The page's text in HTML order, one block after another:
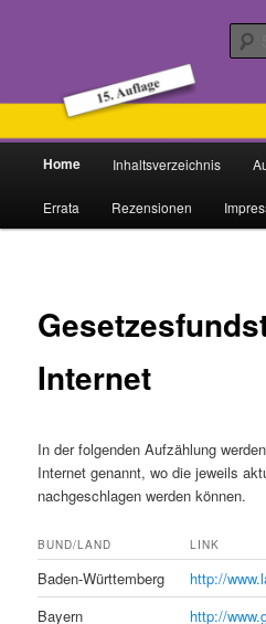
Vermessung und
HauptmenüHome Inhaltsverzeichnis
Errata Rezensionen
Internet
In der folgenden Aufzählung
Internet genannt, wo die jeweils
nachgeschlagen werden können.
BUND/LAND LINK
Baden-Württemberg
http://
Bayern
http://